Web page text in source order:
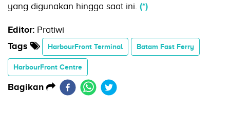
yang digunakan hingga saat ini. (*)
Editor: Pratiwi
Tags
HarbourFront Terminal Batam Fast Ferry
HarbourFront Centre
Bagikan